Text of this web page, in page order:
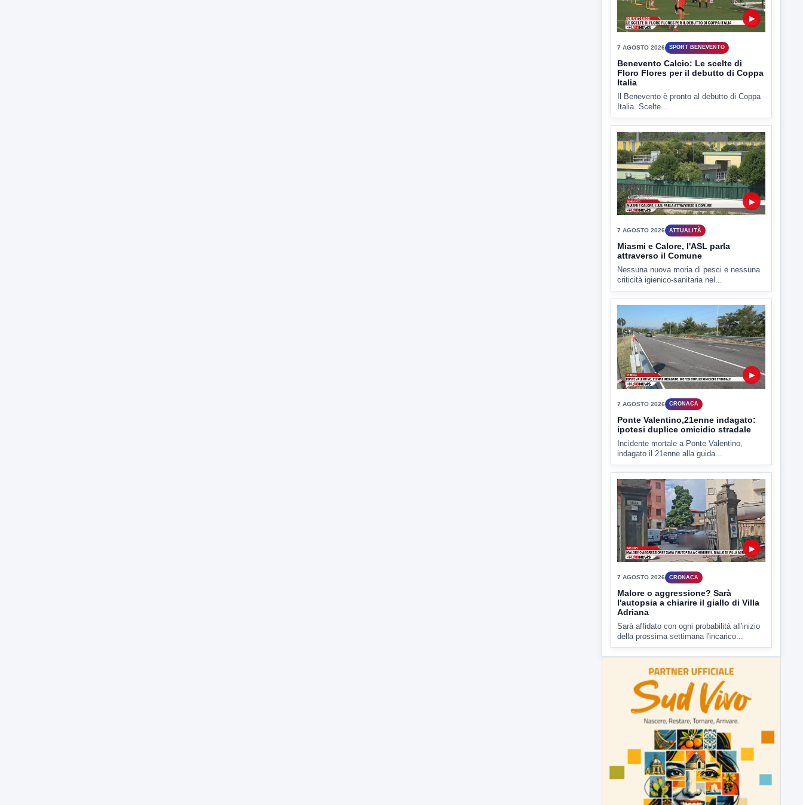
ULTIMI VIDEO
▶
7 AGOSTO 2026 SPORT BENEVENTO
Benevento Calcio: Le scelte di
Floro Flores per il debutto di Coppa
Italia
Il Benevento è pronto al debutto di Coppa
Italia. Scelte...
▶
7 AGOSTO 2026 ATTUALITÀ
Miasmi e Calore, l'ASL parla
attraverso il Comune
Nessuna nuova moria di pesci e nessuna
criticità igienico-sanitaria nel...
▶
7 AGOSTO 2026 CRONACA
Ponte Valentino,21enne indagato:
ipotesi duplice omicidio stradale
Incidente mortale a Ponte Valentino,
indagato il 21enne alla guida...
▶
7 AGOSTO 2026 CRONACA
Malore o aggressione? Sarà
l'autopsia a chiarire il giallo di Villa
Adriana
Sarà affidato con ogni probabilità all'inizio
della prossima settimana l'incarico...